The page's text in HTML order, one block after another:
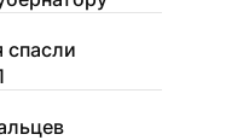
спасли